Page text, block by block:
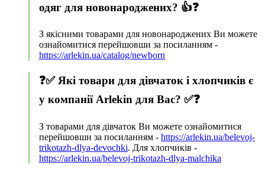
одяг для новонароджених? 👍❓
З якісними товарами для новонароджених Ви можете
ознайомитися перейшовши за посиланням -
https://arlekin.ua/catalog/newborn
❓✅ Які товари для дівчаток і хлопчиків є
у компанії Arlekin для Вас? ✅❓
З товарами для дівчаток Ви можете ознайомитися
перейшовши за посиланням - https://arlekin.ua/belevoj-
trikotazh-dlya-devochki. Для хлопчиків -
https://arlekin.ua/belevoj-trikotazh-dlya-malchika